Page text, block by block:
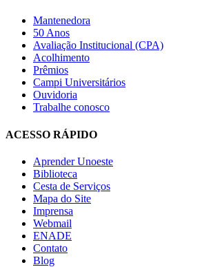
Mantenedora
50 Anos
Avaliação Institucional (CPA)
Acolhimento
Prêmios
Campi Universitários
Ouvidoria
Trabalhe conosco
ACESSO RÁPIDO
Aprender Unoeste
Biblioteca
Cesta de Serviços
Mapa do Site
Imprensa
Webmail
ENADE
Contato
Blog